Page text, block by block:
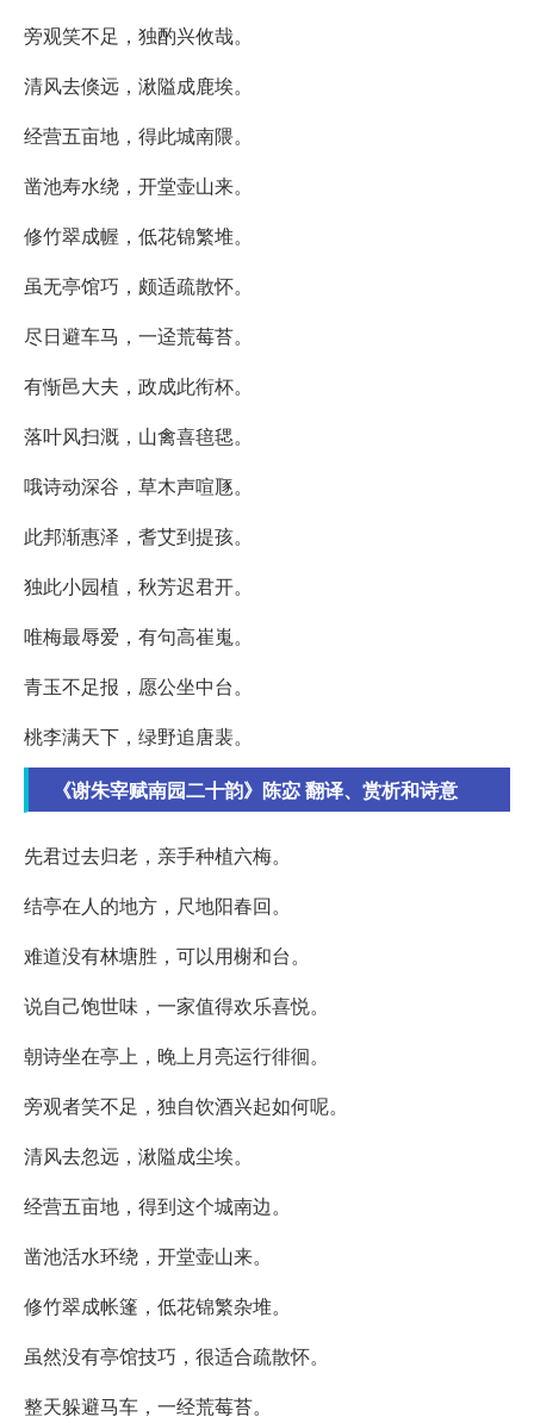
旁观笑不足，独酌兴攸哉。
清风去倏远，湫隘成鹿埃。
经营五亩地，得此城南隈。
凿池寿水绕，开堂壶山来。
修竹翠成幄，低花锦繁堆。
虽无亭馆巧，颇适疏散怀。
尽日避车马，一迳荒莓苔。
有惭邑大夫，政成此衔杯。
落叶风扫溉，山禽喜毰毸。
哦诗动深谷，草木声喧豗。
此邦渐惠泽，耆艾到提孩。
独此小园植，秋芳迟君开。
唯梅最辱爱，有句高崔嵬。
青玉不足报，愿公坐中台。
桃李满天下，绿野追唐裴。
《谢朱宰赋南园二十韵》陈宓 翻译、赏析和诗意
先君过去归老，亲手种植六梅。
结亭在人的地方，尺地阳春回。
难道没有林塘胜，可以用榭和台。
说自己饱世味，一家值得欢乐喜悦。
朝诗坐在亭上，晚上月亮运行徘徊。
旁观者笑不足，独自饮酒兴起如何呢。
清风去忽远，湫隘成尘埃。
经营五亩地，得到这个城南边。
凿池活水环绕，开堂壶山来。
修竹翠成帐篷，低花锦繁杂堆。
虽然没有亭馆技巧，很适合疏散怀。
整天躲避马车，一经荒莓苔。